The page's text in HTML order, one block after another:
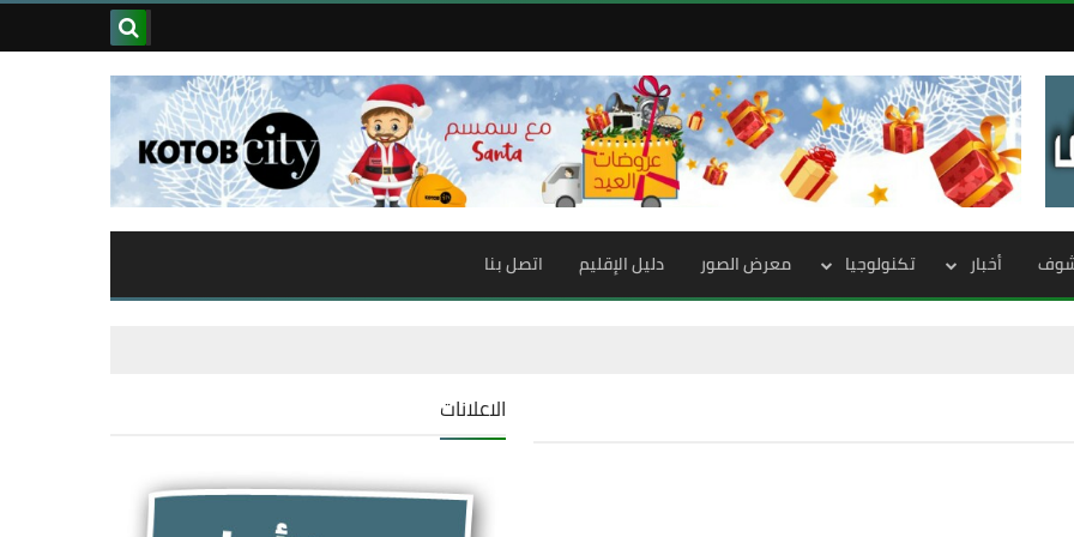
أخبار تكنولوجيا معرض الصور دليل الإقليم اتصل بنا
الاعلانات